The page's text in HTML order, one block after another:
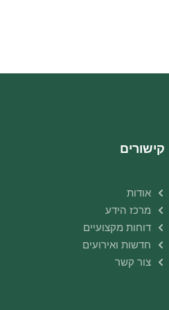
קישורים
אודות
מרכז הידע
דוחות מקצועיים
חדשות ואירועים
צור קשר